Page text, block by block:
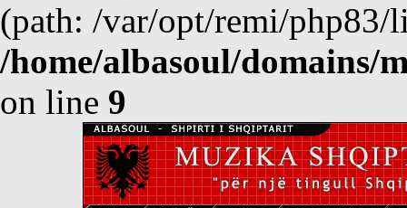
(path: /var/opt/remi/php83/
/home/albasoul/domains/
on line 9